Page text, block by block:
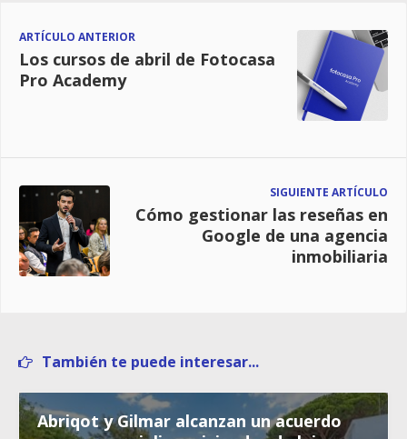
ARTÍCULO ANTERIOR
Los cursos de abril de Fotocasa
Pro Academy
SIGUIENTE ARTÍCULO
Cómo gestionar las reseñas en
Google de una agencia
inmobiliaria
También te puede interesar...
Abriqot y Gilmar alcanzan un acuerdo